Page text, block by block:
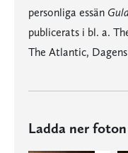
personliga essän
publicerats i bl. a.
The Atlantic,
Ladda ner foton